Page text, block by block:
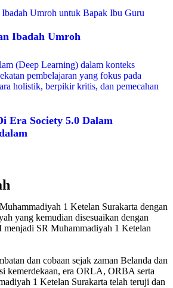
Ibadah Umroh
Era Society 5.0 Dalam
1 Ketelan Surakarta dengan
yang kemudian disesuaikan dengan
menjadi SR Muhammadiyah 1 Ketelan
dan cobaan sejak zaman Belanda dan
kemerdekaan, era ORLA, ORBA serta
1 Ketelan Surakarta telah teruji dan